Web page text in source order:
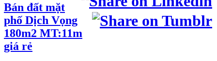
Bán đất mặt
phố Dịch Vọng
180m2 MT:11m
giá rẻ